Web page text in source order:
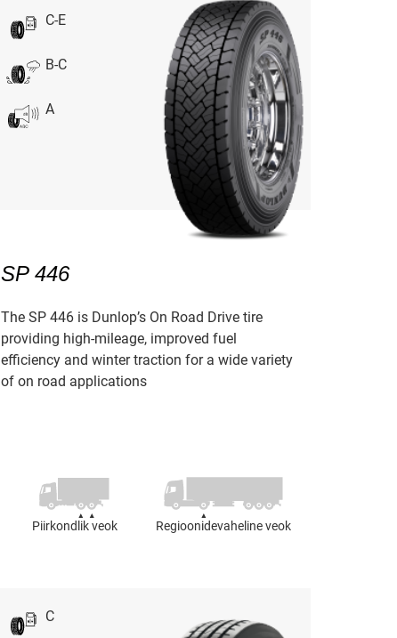
C-E
B-C
A
SP 446
The SP 446 is Dunlop’s On Road Drive tire
providing high-mileage, improved fuel
efficiency and winter traction for a wide variety
of on road applications
Piirkondlik veok Regioonidevaheline veok
C